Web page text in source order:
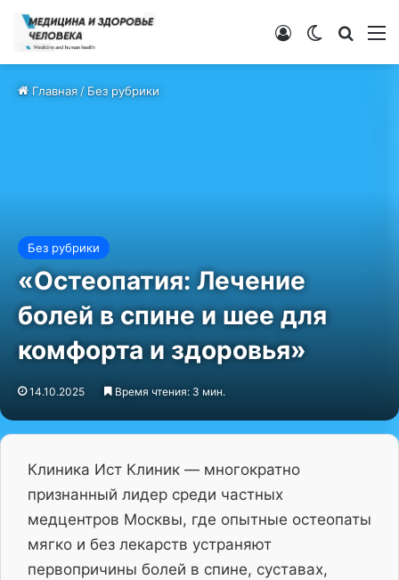
Switch skin
Войти
Главная/Без рубрики
Без рубрики
«Остеопатия: Лечение
болей в спине и шее для
комфорта и здоровья»
14.10.2025 Время чтения: 3 мин.
Клиника Ист Клиник — многократно
признанный лидер среди частных
медцентров Москвы, где опытные остеопаты
мягко и без лекарств устраняют
первопричины болей в спине, суставах,